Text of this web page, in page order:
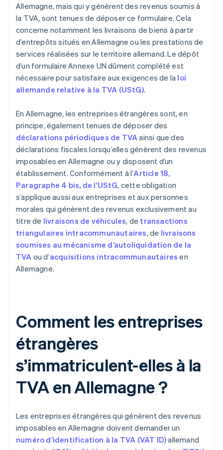
Allemagne, mais qui y génèrent des revenus soumis à
la TVA, sont tenues de déposer ce formulaire. Cela
concerne notamment les livraisons de biens à partir
d’entrepôts situés en Allemagne ou les prestations de
services réalisées sur le territoire allemand. Le dépôt
d’un formulaire Annexe UN dûment complété est
nécessaire pour satisfaire aux exigences de la loi
allemande relative à la TVA (UStG).
En Allemagne, les entreprises étrangères sont, en
principe, également tenues de déposer des
déclarations périodiques de TVAainsi que des
déclarations fiscales lorsqu’elles génèrent des revenus
imposables en Allemagne ou y disposent d’un
établissement. Conformément à l’Article 18,
Paragraphe 4 bis, de l’UStG, cette obligation
s’applique aussi aux entreprises et aux personnes
morales qui génèrent des revenus exclusivement au
titre de livraisons de véhicules, de transactions
triangulaires intracommunautaires, de livraisons
soumises au mécanisme d’autoliquidation de la
TVA ou d’acquisitions intracommunautaires en
Allemagne.
Comment les entreprises
étrangères
s’immatriculent-elles à la
TVA en Allemagne ?
Les entreprises étrangères qui génèrent des revenus
imposables en Allemagne doivent demander un
numéro d’identification à la TVA (VAT ID)allemand